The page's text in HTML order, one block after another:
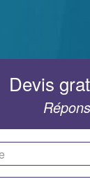
Devis